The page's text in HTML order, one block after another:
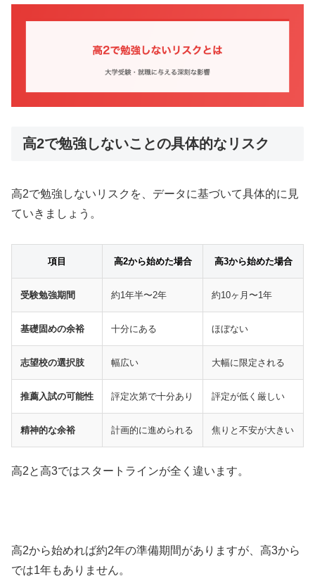
高2で勉強しないことの具体的なリスク
高2で勉強しないリスクを、データに基づいて具体的に見
ていきましょう。
項目 高2から始めた場合 高3から始めた場合
受験勉強期間 約1年半〜2年 約10ヶ月〜1年
基礎固めの余裕 十分にある ほぼない
志望校の選択肢 幅広い 大幅に限定される
推薦入試の可能性 評定次第で十分あり 評定が低く厳しい
精神的な余裕 計画的に進められる 焦りと不安が大きい
高2と高3ではスタートラインが全く違います。
高2から始めれば約2年の準備期間がありますが、高3から
では1年もありません。